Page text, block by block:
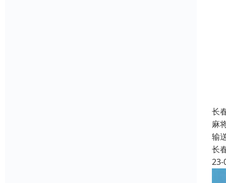
长
麻
输
长
23-